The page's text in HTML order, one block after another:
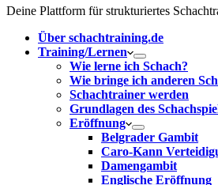
Deine Plattform für strukturiertes
Über schachtraining.de
Training/Lernen
Wie lerne ich Schach?
Wie bringe ich anderen
Schachtrainer werden
Grundlagen des
Eröffnung
Belgrader Gambit
Caro-Kann
Damengambit
Englische Eröffnung